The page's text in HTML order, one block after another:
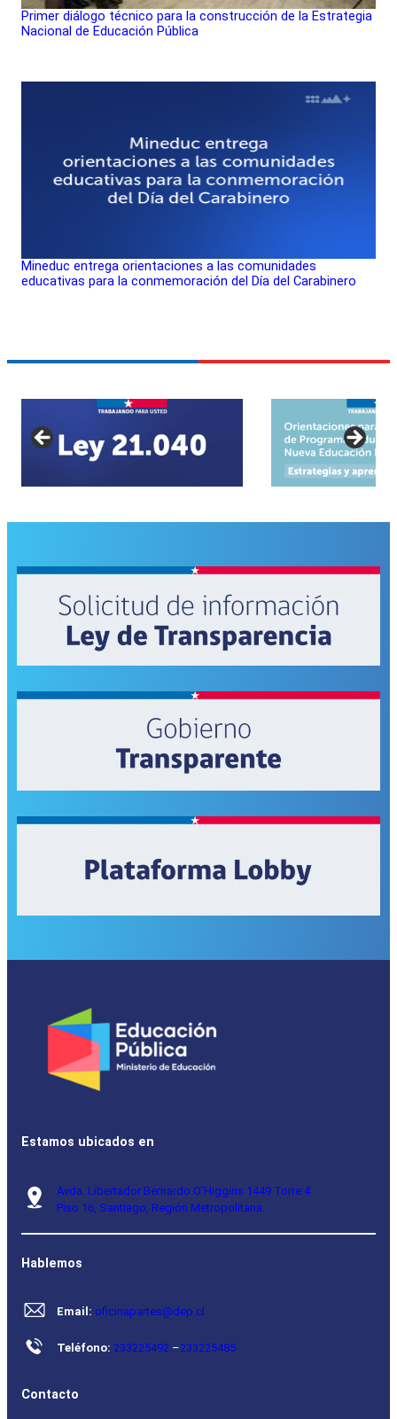
Primer diálogo técnico para la construcción de la Estrategia
Nacional de Educación Pública
Mineduc entrega orientaciones a las comunidades
educativas para la conmemoración del Día del Carabinero
Estamos ubicados en
Avda. Libertador Bernardo O’Higgins 1449 Torre 4
Piso 16, Santiago, Región Metropolitana.
Hablemos
Email: oficinapartes@dep.cl
Teléfono: 233225492 –233225485
Contacto